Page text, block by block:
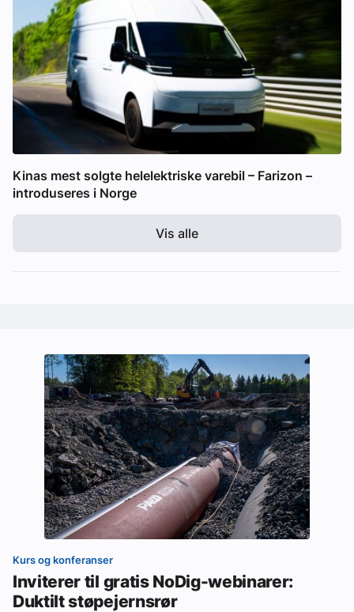
Kinas mest solgte helelektriske varebil – Farizon –
introduseres i Norge
Vis alle
Kurs og konferanser
Inviterer til gratis NoDig-webinarer:
Duktilt støpejernsrør